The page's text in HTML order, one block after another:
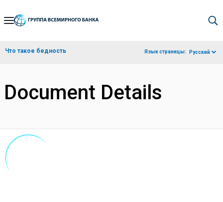
Skip
Navigation
Что такое бедность Язык страницы: Русский
Document Details